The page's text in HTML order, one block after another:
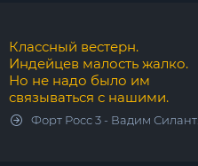
Классный вестерн.
Индейцев малость жалко.
Но не надо было им
связываться с нашими.
Форт Росс 3 - Вадим Силантьев